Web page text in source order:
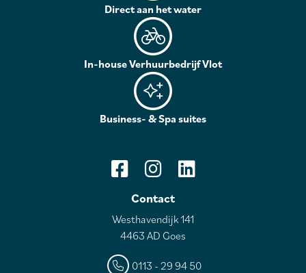
Direct aan het water
In-house Verhuurbedrijf Vlot
Business- & Spa suites
Contact
Westhavendijk 141
4463 AD Goes
0113 - 29 94 50